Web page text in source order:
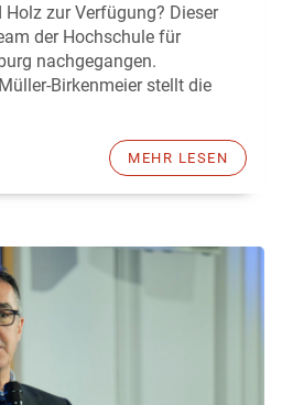
zur Verfügung? Dieser
der Hochschule für
nachgegangen.
Birkenmeier stellt die
MEHR LESEN